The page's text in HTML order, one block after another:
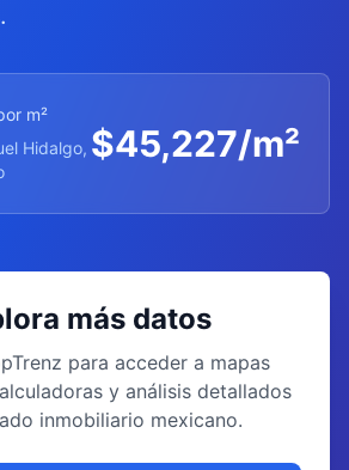
m²
Hidalgo, $45,227/m²
más datos
para acceder a mapas
y análisis detallados
inmobiliario mexicano.